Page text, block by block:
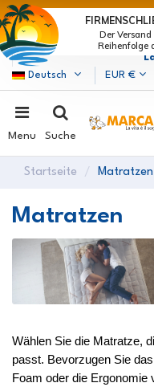
Marcapiuma|
Deutsch
EUR €
Menu Suche
Startseite Matratzen
Matratzen
Wählen Sie die Matratze,
passt. Bevorzugen Sie
Foam oder die Ergonomie
Der
Reihenfolge